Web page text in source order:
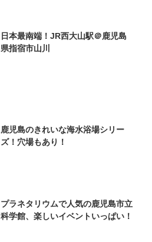
日本最南端！JR西大山駅＠鹿児島
県指宿市山川
鹿児島のきれいな海水浴場シリー
ズ！穴場もあり！
プラネタリウムで人気の鹿児島市立
科学館、楽しいイベントいっぱい！